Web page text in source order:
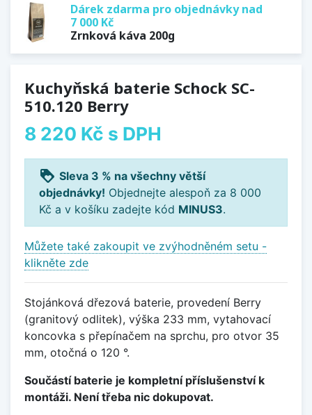
Dárek zdarma pro objednávky nad
7 000 Kč
Zrnková káva 200g
Kuchyňská baterie Schock SC-
510.120 Berry
8 220 Kč s DPH
loyalty Sleva 3 % na všechny větší
objednávky! Objednejte alespoň za 8 000
Kč a v košíku zadejte kód MINUS3.
Můžete také zakoupit ve zvýhodněném setu -
klikněte zde
Stojánková dřezová baterie, provedení Berry
(granitový odlitek), výška 233 mm, vytahovací
koncovka s přepínačem na sprchu, pro otvor 35
mm, otočná o 120 °.
Součástí baterie je kompletní příslušenství k
montáži. Není třeba nic dokupovat.